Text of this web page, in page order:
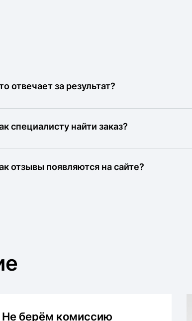
отвечает за результат?
специалисту найти заказ?
отзывы появляются на сайте?
Не берём комиссию